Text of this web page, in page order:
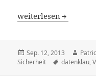
Eilmeldung:
weiterlesen
Veröffentlicht
am
Sep. 12, 2013 Autor
Sicherheit
datenklau,